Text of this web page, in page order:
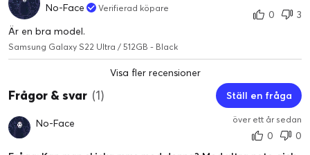
No-Face Verifierad köpare
0
3
Är en bra model.
Samsung Galaxy S22 Ultra / 512GB - Black
Visa fler recensioner
Frågor & svar (1) Ställ en fråga
No-Face över ett år sedan
0
0